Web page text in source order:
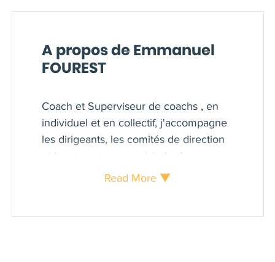
A propos de Emmanuel
FOUREST
Coach et Superviseur de coachs , en
individuel et en collectif, j'accompagne
les dirigeants, les comités de direction
et les managers en période de
changements, d'innovation ou de
Read More ▼